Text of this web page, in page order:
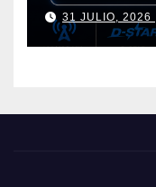
31 JULIO, 2026